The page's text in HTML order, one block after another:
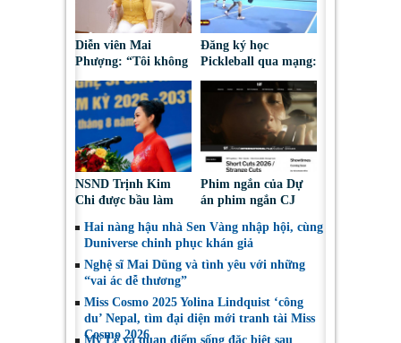
Diễn viên Mai
Phượng: “Tôi không
những gì mình đã
chọn”
Đăng ký học
Pickleball qua mạng:
đoạt tài sản
NSND Trịnh Kim
Chi được bầu làm
Nghệ sĩ Sân khấu
Việt Nam
Phim ngắn của Dự
án phim ngắn CJ
tại LHP quốc tế
Toronto 2026
Hai nàng hậu nhà Sen Vàng nhập hội, cùng
Duniverse chinh phục khán giả
Nghệ sĩ Mai Dũng và tình yêu với những
“vai ác dễ thương”
Miss Cosmo 2025 Yolina Lindquist ‘công
du’ Nepal, tìm đại diện mới tranh tài Miss
Cosmo 2026
Mỹ Lệ và quan điểm sống đặc biệt sau